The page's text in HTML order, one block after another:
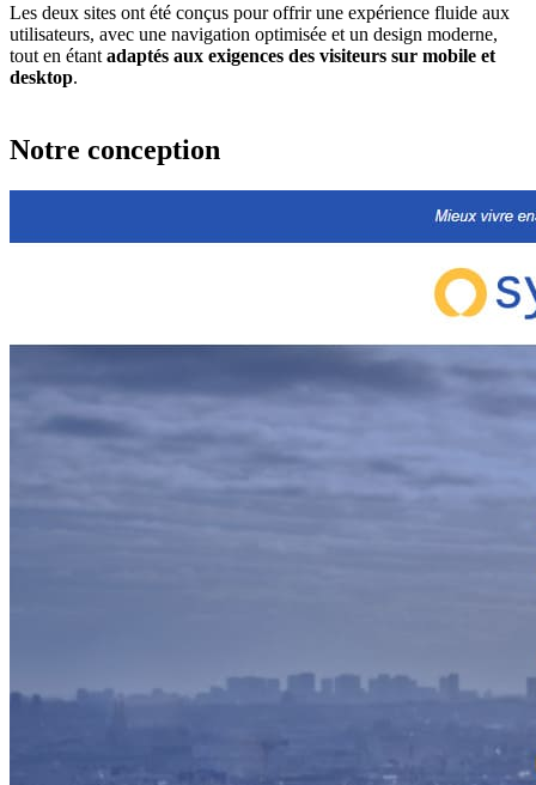
Les deux sites ont été conçus pour offrir une expérience fluide aux
utilisateurs, avec une navigation optimisée et un design moderne,
tout en étant adaptés aux exigences des visiteurs sur mobile et
desktop.
Notre conception